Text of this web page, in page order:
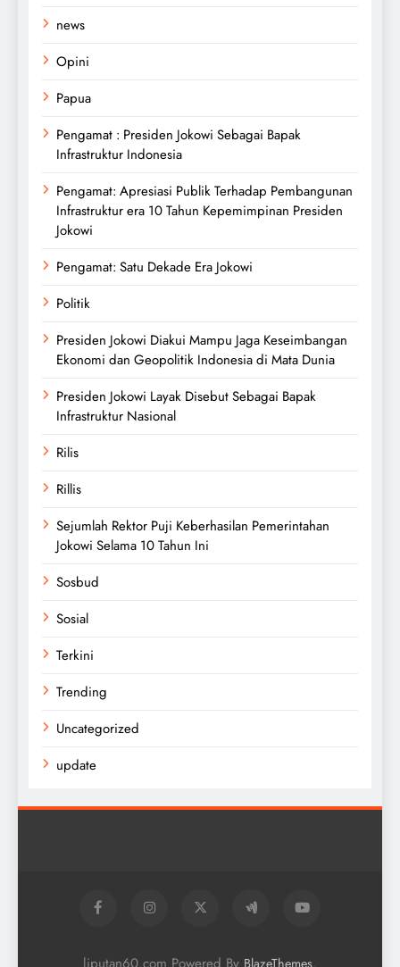
news
Opini
Papua
Pengamat : Presiden Jokowi Sebagai Bapak
Infrastruktur Indonesia
Pengamat: Apresiasi Publik Terhadap Pembangunan
Infrastruktur era 10 Tahun Kepemimpinan Presiden
Jokowi
Pengamat: Satu Dekade Era Jokowi
Politik
Presiden Jokowi Diakui Mampu Jaga Keseimbangan
Ekonomi dan Geopolitik Indonesia di Mata Dunia
Presiden Jokowi Layak Disebut Sebagai Bapak
Infrastruktur Nasional
Rilis
Rillis
Sejumlah Rektor Puji Keberhasilan Pemerintahan
Jokowi Selama 10 Tahun Ini
Sosbud
Sosial
Terkini
Trending
Uncategorized
update